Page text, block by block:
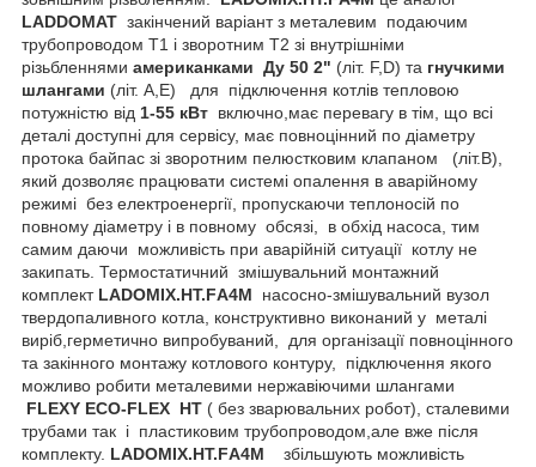
LADDOMAT закінчений варіант з металевим подаючим
трубопроводом Т1 і зворотним Т2 зі внутрішніми
різьбленнями американками Ду 50 2" (літ. F,D) та гнучкими
шлангами (літ. А,Е)
для підключення котлів тепловою
потужністю від 1-55 кВт включно,має перевагу в тім, що всі
деталі доступні для сервісу, має повноцінний по діаметру
протока байпас зі зворотним пелюстковим клапаном (літ.В),
який дозволяє працювати системі опалення в аварійному
режимі без електроенергії, пропускаючи теплоносій по
повному діаметру і в повному обсязі, в обхід насоса, тим
самим даючи можливість при аварійній ситуації котлу не
закипать. Термостатичний змішувальний монтажний
комплект LADOMIX.HT.FА4M насосно-змішувальний вузол
твердопаливного котла, конструктивно виконаний у металі
виріб,герметично випробуваний, для організації повноцінного
та закінного монтажу котлового контуру, підключення якого
можливо робити металевими нержавіючими шлангами
FLEXY ECO-FLEX HT ( без зварювальних робот), сталевими
трубами так і пластиковим трубопроводом,але вже після
комплекту. LADOMIX.HT.FА4M
збільшують можливість